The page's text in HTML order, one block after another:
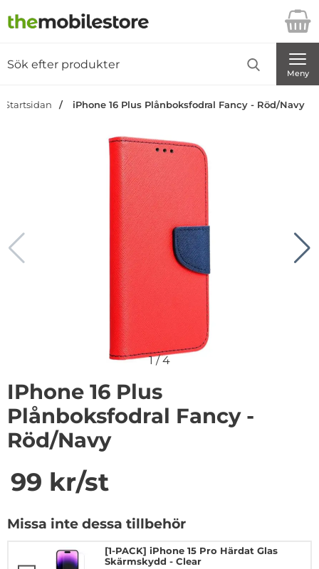
Startsidan för Danira Telecom AB
Meny
Startsidan iPhone 16 Plus Plånboksfodral Fancy - Röd/Navy
1/4
IPhone 16 Plus
Plånboksfodral Fancy -
Röd/Navy
pris99 kr/st
Missa inte dessa tillbehör
[1-PACK] iPhone 15 Pro Härdat Glas
Skärmskydd - Clear